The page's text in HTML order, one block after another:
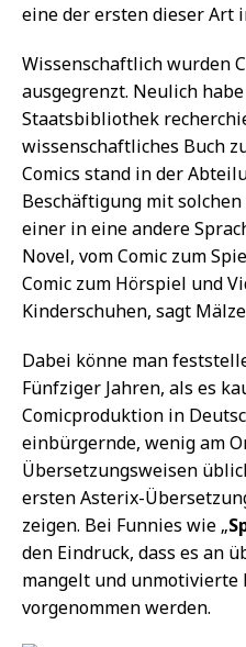
eine der ersten dieser Art
Wissenschaftlich wurden
ausgegrenzt. Neulich
Staatsbibliothek
wissenschaftliches Buch
Comics stand in der
Beschäftigung mit
einer in eine andere
Novel, vom Comic zum
Comic zum Hörspiel und
Kinderschuhen, sagt
Dabei könne man
Fünfziger Jahren, als es
Comicproduktion in
einbürgernde, wenig am
Übersetzungsweisen
ersten Asterix-
zeigen. Bei Funnies wie „
den Eindruck, dass es an
mangelt und
vorgenommen werden.